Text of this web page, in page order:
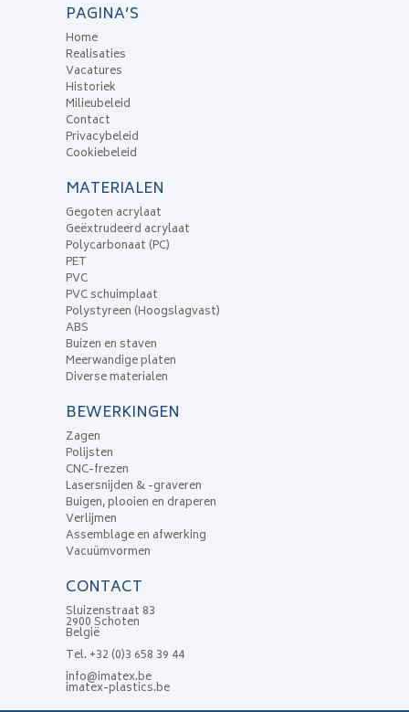
PAGINA’S
Home
Realisaties
Vacatures
Historiek
Milieubeleid
Contact
Privacybeleid
Cookiebeleid
MATERIALEN
Gegoten acrylaat
Geëxtrudeerd acrylaat
Polycarbonaat (PC)
PET
PVC
PVC schuimplaat
Polystyreen (Hoogslagvast)
ABS
Buizen en staven
Meerwandige platen
Diverse materialen
BEWERKINGEN
Zagen
Polijsten
CNC-frezen
Lasersnijden & -graveren
Buigen, plooien en draperen
Verlijmen
Assemblage en afwerking
Vacuümvormen
CONTACT
Sluizenstraat 83
2900 Schoten
België
Tel. +32 (0)3 658 39 44
info@imatex.be
imatex-plastics.be